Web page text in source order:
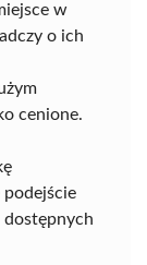
w
o ich
cenione.
dostępnych